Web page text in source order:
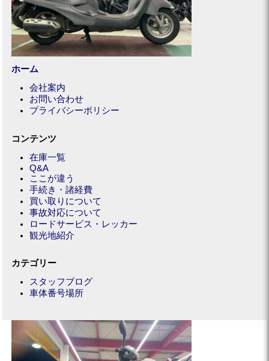
ホーム
会社案内
お問い合わせ
プライバシーポリシー
コンテンツ
在庫一覧
Q&A
ここが違う
手続き・諸経費
買い取りについて
事故対応について
ロードサービス・レッカー
観光地紹介
カテゴリー
スタッフブログ
車体番号場所